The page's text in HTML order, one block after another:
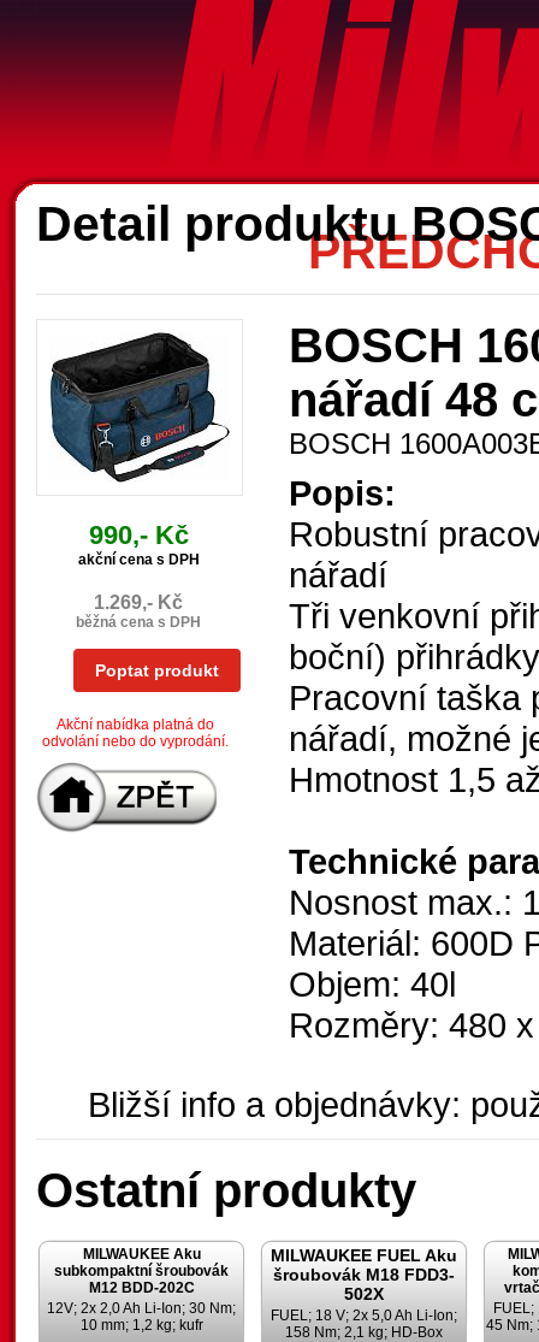
Detail produktu
990,- Kč
akční cena s DPH
1.269,- Kč
běžná cena s DPH
Poptat produkt
Akční nabídka platná do
odvolání nebo do vyprodání.
BOSCH
nářadí 48
BOSCH
Popis:
Robustní
nářadí
Tři venkovní
boční) přihrádky
Pracovní taška
nářadí, možné
Hmotnost 1,5
Technické
Nosnost max.:
Materiál: 600D
Objem: 40l
Rozměry: 480
Bližší info a objednávky:
Ostatní produkty
MILWAUKEE Aku
subkompaktní šroubovák
M12 BDD-202C
12V; 2x 2,0 Ah Li-Ion; 30 Nm;
10 mm; 1,2 kg; kufr
MILWAUKEE FUEL Aku
šroubovák M18 FDD3-
502X
FUEL; 18 V; 2x 5,0 Ah Li-Ion;
158 Nm; 2,1 kg; HD-Box
FUEL;
45 Nm;